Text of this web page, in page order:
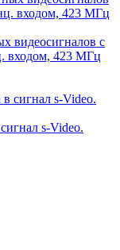
видеосигналов c
входом, 423 МГц
s-Video.